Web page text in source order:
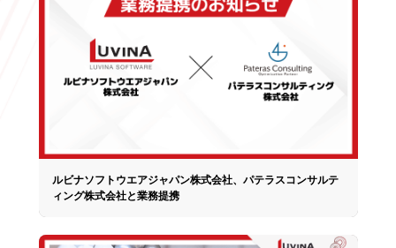
ルビナソフトウエアジャパン株式会社、パテラスコンサルテ
ィング株式会社と業務提携